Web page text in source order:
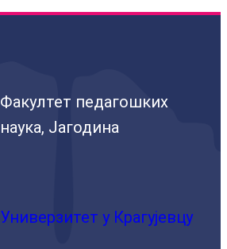
Факултет педагошких
наука, Јагодина
Универзитет у Крагујевцу